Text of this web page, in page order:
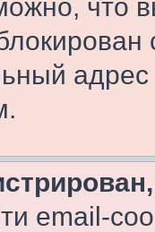
что
адрес
email-